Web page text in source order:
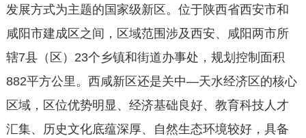
发展方式为主题的国家级新区。位于陕西省西安市和
咸阳市建成区之间，区域范围涉及西安、咸阳两市所
辖7县（区）23个乡镇和街道办事处，规划控制面积
882平方公里。西咸新区还是关中—天水经济区的核心
区域，区位优势明显、经济基础良好、教育科技人才
汇集、历史文化底蕴深厚、自然生态环境较好，具备